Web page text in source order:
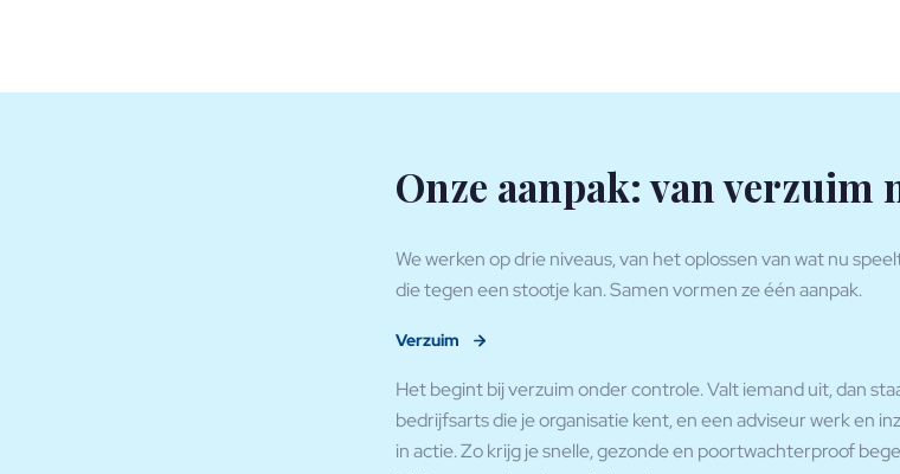
Onze aanpak: van verzuim
We werken op drie niveaus, van het oplossen van wat nu
die tegen een stootje kan. Samen vormen ze één aanpak.
Verzuim
Het begint bij verzuim onder controle. Valt iemand uit, dan
bedrijfsarts die je organisatie kent, en een adviseur werk en
in actie. Zo krijg je snelle, gezonde en poortwachterproof